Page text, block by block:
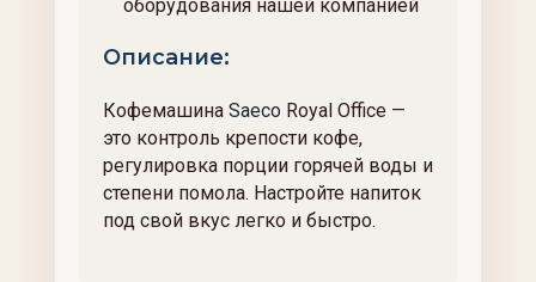
оборудования нашей компанией
Описание:
Кофемашина Saeco Royal Office —
это контроль крепости кофе,
регулировка порции горячей воды и
степени помола. Настройте напиток
под свой вкус легко и быстро.